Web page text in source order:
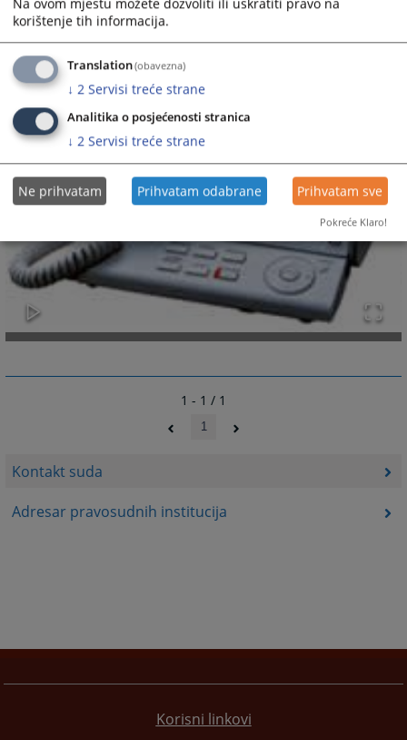
Kontakt suda
Adresar pravosudnih institucija
1 - 1 / 1
1
Korisni linkovi
korištenje tih informacija.
Translation(obavezna)
↓ 2 Servisi treće strane
Analitika o posjećenosti stranica
↓ 2 Servisi treće strane
Ne prihvatam Prihvatam odabrane Prihvatam sve
Pokreće Klaro!